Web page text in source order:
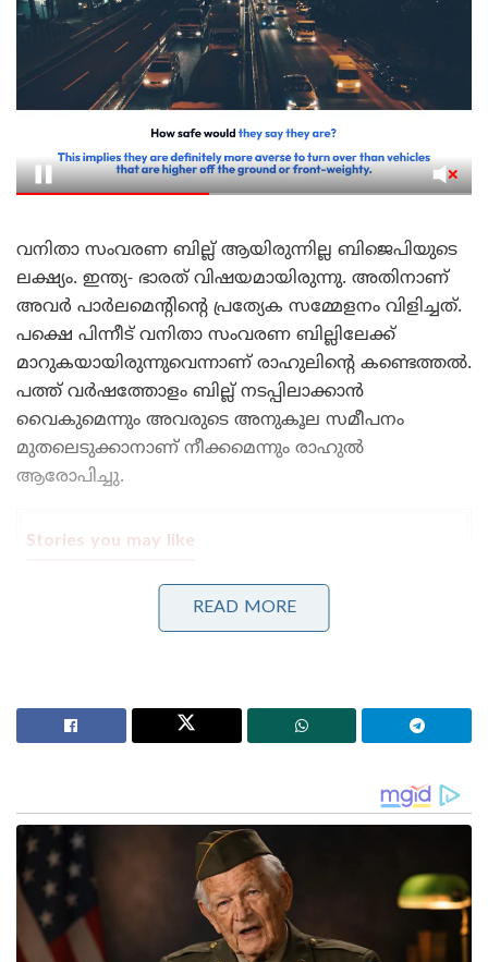
വനിതാ സംവരണ ബില്ല് ആയിരുന്നില്ല ബിജെപിയുടെ
ലക്ഷ്യം. ഇന്ത്യ- ഭാരത് വിഷയമായിരുന്നു. അതിനാണ്
അവർ പാർലമെന്റിന്റെ പ്രത്യേക സമ്മേളനം വിളിച്ചത്.
പക്ഷെ പിന്നീട് വനിതാ സംവരണ ബില്ലിലേക്ക്
മാറുകയായിരുന്നുവെന്നാണ് രാഹുലിന്റെ കണ്ടെത്തൽ.
പത്ത് വർഷത്തോളം ബില്ല് നടപ്പിലാക്കാൻ
വൈകുമെന്നും അവരുടെ അനുകൂല സമീപനം
മുതലെടുക്കാനാണ് നീക്കമെന്നും രാഹുൽ
ആരോപിച്ചു.
Stories you may like
പുതിയ തലമുറ ഞങ്ങളുടെ മക്കൾ; ജനറേഷൻ സിയെ
ചിലർ തെറ്റിദ്ധരിപ്പിച്ചു’; വെളിപ്പെടുത്തി ധർമ്മേന്ദ്ര
കേന്ദ്രസർക്കാർ
വനിതാ സംവരണ ബില്ല് അവതരിപ്പിച്ചതിലും
പാസാക്കിയതിലും രാജ്യം മുഴുവൻ നരേന്ദ്രമോദി
സർക്കാരിനെ അഭിനന്ദിക്കുകയാണ്.
അതിനിടയിലാണ് കേന്ദ്രസർക്കാർ ഇക്കാര്യത്തിൽ
വേണ്ടത്ര ഗൗരവത്തിലല്ലെന്ന രാഹുലിന്റെ
ആരോപണം.
READ MORE